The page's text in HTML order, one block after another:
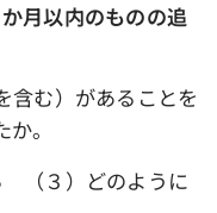
月以内のものの追
含む）があることを
。
３）どのように